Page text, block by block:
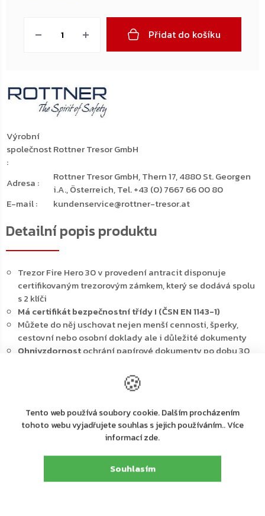
🍪
Tento web používá soubory cookie. Dalším procházením
tohoto webu vyjadřujete souhlas s jejich používáním.. Více
informací zde.
Souhlasím
Přidat do košíku
Detailní popis produktu
Trezor Fire Hero 30 v provedení antracit disponuje
certifikovaným trezorovým zámkem, který se dodává spolu
s 2 klíči
Má certifikát bezpečnostní třídy I (ČSN EN 1143-1)
Můžete do něj uschovat nejen menší cennosti, šperky,
cestovní nebo osobní doklady ale i důležité dokumenty
Ohnivzdornostochrání papírové dokumenty po dobu 30
nastavitelná polička
stranným uzamykacím mechanismem
V případě potřeby je možné doobjednat doplňkové
Na spodní straně trezoru se nacházejí připravené
Kotvící materiálje součástí balení
Výrobní
společnost
:
Rottner Tresor GmbH
Adresa :
Rottner Tresor GmbH, Thern 17, 4880 St. Georgen
i.A., Österreich, Tel. +43 (0) 7667 66 00 80
E-mail: kundenservice@rottner-tresor.at